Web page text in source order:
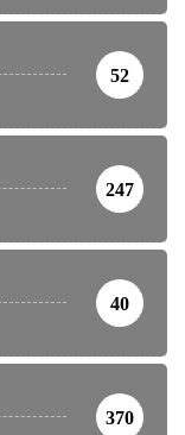
52
247
40
370